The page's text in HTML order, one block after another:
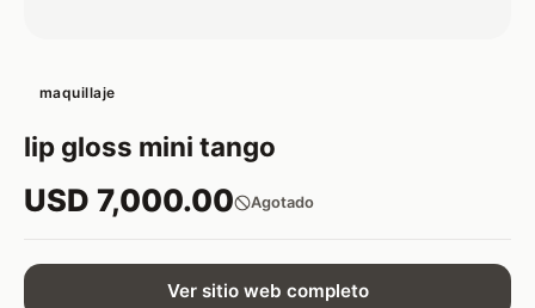
maquillaje
lip gloss mini tango
USD 7,000.00 Agotado
Ver sitio web completo